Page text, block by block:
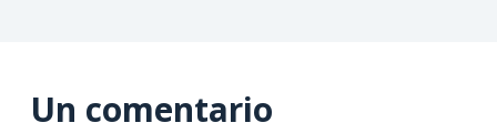
Un comentario